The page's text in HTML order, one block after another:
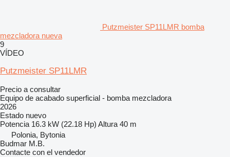
Putzmeister SP11LMR bomba
mezcladora nueva
9
VÍDEO
Putzmeister SP11LMR
Precio a consultar
Equipo de acabado superficial - bomba mezcladora
2026
Estado nuevo
Potencia 16.3 kW (22.18 Hp) Altura 40 m
Polonia, Bytonia
Budmar M.B.
Contacte con el vendedor